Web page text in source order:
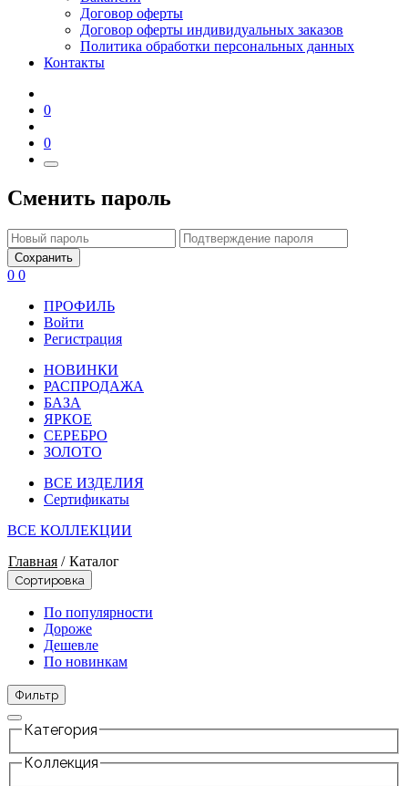
Договор оферты
Договор оферты индивидуальных заказов
Политика обработки персональных данных
Контакты
0
0
Сменить пароль
Сохранить
0 0
ПРОФИЛЬ
Войти
Регистрация
НОВИНКИ
РАСПРОДАЖА
БАЗА
ЯРКОЕ
СЕРЕБРО
ЗОЛОТО
ВСЕ ИЗДЕЛИЯ
Сертификаты
ВСЕ КОЛЛЕКЦИИ
Главная / Каталог
Сортировка
По популярности
Дороже
Дешевле
По новинкам
Фильтр
Категория
Коллекция